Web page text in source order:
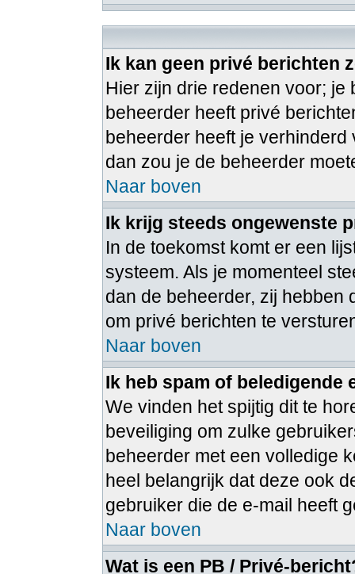
Ik kan geen privé berichten
Hier zijn drie redenen voor; je
beheerder heeft privé
beheerder heeft je
dan zou je de beheerder
Naar boven
Ik krijg steeds ongewenste
In de toekomst komt er een
systeem. Als je momenteel
dan de beheerder, zij hebben
om privé berichten te
Naar boven
Ik heb spam of beledigende
We vinden het spijtig dit te
beveiliging om zulke
beheerder met een volledige
heel belangrijk dat deze ook
gebruiker die de e-mail heeft
Naar boven
Wat is een PB / Privé-